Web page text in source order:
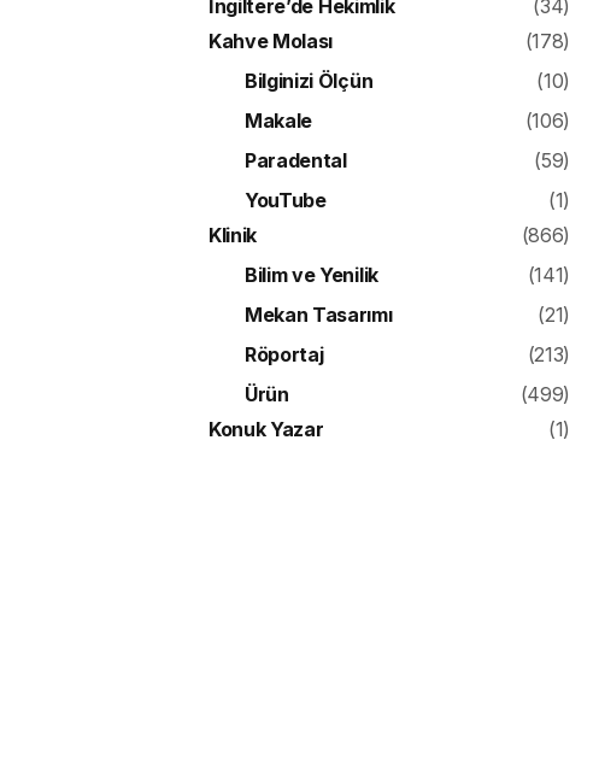
İngiltere’de Hekimlik
(34)
Kahve Molası
(178)
Bilginizi Ölçün
(10)
Makale
(106)
Paradental
(59)
YouTube
(1)
Klinik
(866)
Bilim ve Yenilik
(141)
Mekan Tasarımı
(21)
Röportaj
(213)
Ürün
(499)
Konuk Yazar
(1)